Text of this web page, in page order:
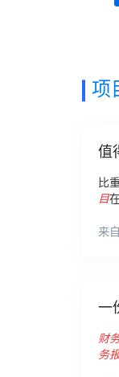
项
值
比
目
系。
来
一
财
务